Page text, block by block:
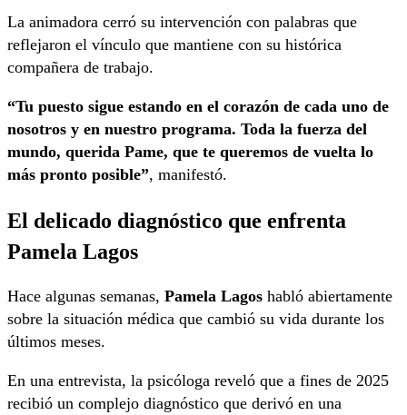
La animadora cerró su intervención con palabras que
reflejaron el vínculo que mantiene con su histórica
compañera de trabajo.
“Tu puesto sigue estando en el corazón de cada uno de
nosotros y en nuestro programa. Toda la fuerza del
mundo, querida Pame, que te queremos de vuelta lo
más pronto posible”, manifestó.
El delicado diagnóstico que enfrenta
Pamela Lagos
Hace algunas semanas, Pamela Lagos habló abiertamente
sobre la situación médica que cambió su vida durante los
últimos meses.
En una entrevista, la psicóloga reveló que a fines de 2025
recibió un complejo diagnóstico que derivó en una